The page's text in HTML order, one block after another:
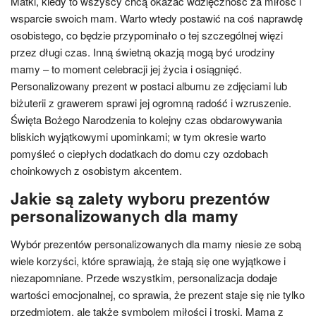
wsparcie swoich mam. Warto wtedy postawić na coś naprawdę
osobistego, co będzie przypominało o tej szczególnej więzi
przez długi czas. Inną świetną okazją mogą być urodziny
mamy – to moment celebracji jej życia i osiągnięć.
Personalizowany prezent w postaci albumu ze zdjęciami lub
biżuterii z grawerem sprawi jej ogromną radość i wzruszenie.
Święta Bożego Narodzenia to kolejny czas obdarowywania
bliskich wyjątkowymi upominkami; w tym okresie warto
pomyśleć o ciepłych dodatkach do domu czy ozdobach
choinkowych z osobistym akcentem.
Jakie są zalety wyboru prezentów
personalizowanych dla mamy
Wybór prezentów personalizowanych dla mamy niesie ze sobą
wiele korzyści, które sprawiają, że stają się one wyjątkowe i
niezapomniane. Przede wszystkim, personalizacja dodaje
wartości emocjonalnej, co sprawia, że prezent staje się nie tylko
przedmiotem, ale także symbolem miłości i troski. Mama z